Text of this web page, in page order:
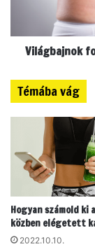
,
a
á
c
é
l
o
n
f
s
s
r
ó
l
Világbajnok
Témába vág
Hogyan számold ki
közben elégetett
2022.10.10.